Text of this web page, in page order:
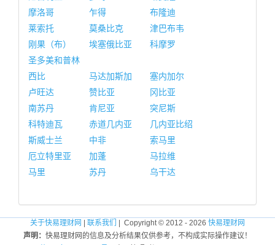
摩洛哥
乍得
布隆迪
莱索托
莫桑比克
津巴布韦
刚果（布）
埃塞俄比亚
科摩罗
圣多美和普林
西比
马达加斯加
塞内加尔
卢旺达
赞比亚
冈比亚
南苏丹
肯尼亚
突尼斯
科特迪瓦
赤道几内亚
几内亚比绍
斯威士兰
中非
索马里
厄立特里亚
加蓬
马拉维
马里
苏丹 乌干达
关于快易理财网 联系我们 | Copyright © 2012 - 2026 快易理财网
声明： 快易理财网的信息及分析结果仅供参考，不构成实际操作建议！